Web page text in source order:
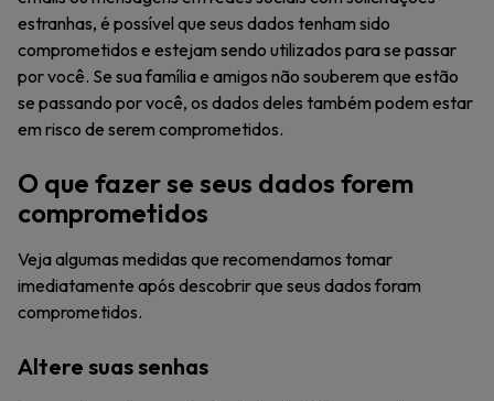
estranhas, é possível que seus dados tenham sido
comprometidos e estejam sendo utilizados para se passar
por você. Se sua família e amigos não souberem que estão
se passando por você, os dados deles também podem estar
em risco de serem comprometidos.
O que fazer se seus dados forem
comprometidos
Veja algumas medidas que recomendamos tomar
imediatamente após descobrir que seus dados foram
comprometidos.
Altere suas senhas